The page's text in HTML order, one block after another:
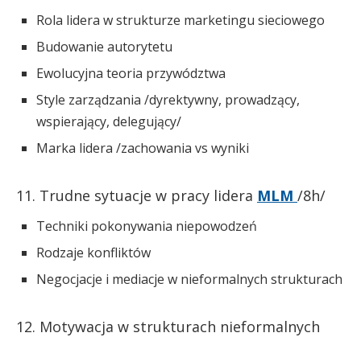
Rola lidera w strukturze marketingu sieciowego
Budowanie autorytetu
Ewolucyjna teoria przywództwa
Style zarządzania /dyrektywny, prowadzący,
wspierający, delegujący/
Marka lidera /zachowania vs wyniki
11. Trudne sytuacje w pracy lidera MLM /8h/
Techniki pokonywania niepowodzeń
Rodzaje konfliktów
Negocjacje i mediacje w nieformalnych strukturach
12. Motywacja w strukturach nieformalnych